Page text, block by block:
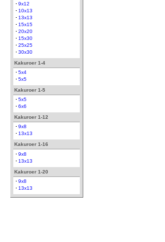
9x12
10x13
13x13
15x15
20x20
15x30
25x25
30x30
Kakuroer 1-4
5x4
5x5
Kakuroer 1-5
5x5
6x6
Kakuroer 1-12
9x8
13x13
Kakuroer 1-16
9x8
13x13
Kakuroer 1-20
9x8
13x13